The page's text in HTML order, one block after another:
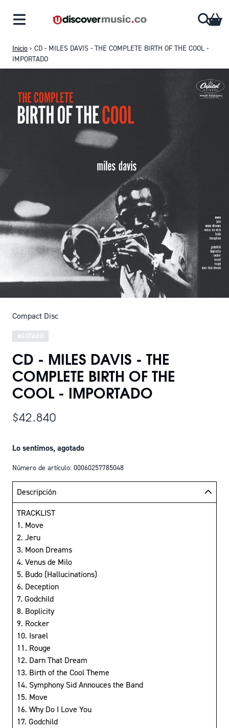
Inicio › CD - MILES DAVIS - THE COMPLETE BIRTH OF THE COOL -
IMPORTADO
Compact Disc
AGOTADO
CD - MILES DAVIS - THE
COMPLETE BIRTH OF THE
COOL - IMPORTADO
$42.840
Lo sentimos, agotado
Número de artículo: 00060257785048
Descripción
TRACKLIST
1. Move
2. Jeru
3. Moon Dreams
4. Venus de Milo
5. Budo (Hallucinations)
6. Deception
7. Godchild
8. Boplicity
9. Rocker
10. Israel
11. Rouge
12. Darn That Dream
13. Birth of the Cool Theme
14. Symphony Sid Annouces the Band
15. Move
16. Why Do I Love You
17. Godchild